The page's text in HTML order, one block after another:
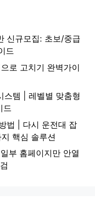
신규모집: 초보/중급
드
로 고치기 완벽가이
스템 | 레벨별 맞춤형
드
법 | 다시 운전대 잡
핵심 솔루션
부 홈페이지만 안열